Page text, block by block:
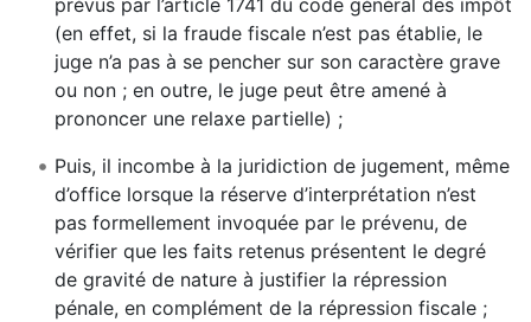
prévus par l’article 1741 du code général des impôt
(en effet, si la fraude fiscale n’est pas établie, le
juge n’a pas à se pencher sur son caractère grave
ou non ; en outre, le juge peut être amené à
prononcer une relaxe partielle) ;
Puis, il incombe à la juridiction de jugement, même
d’office lorsque la réserve d’interprétation n’est
pas formellement invoquée par le prévenu, de
vérifier que les faits retenus présentent le degré
de gravité de nature à justifier la répression
pénale, en complément de la répression fiscale ;